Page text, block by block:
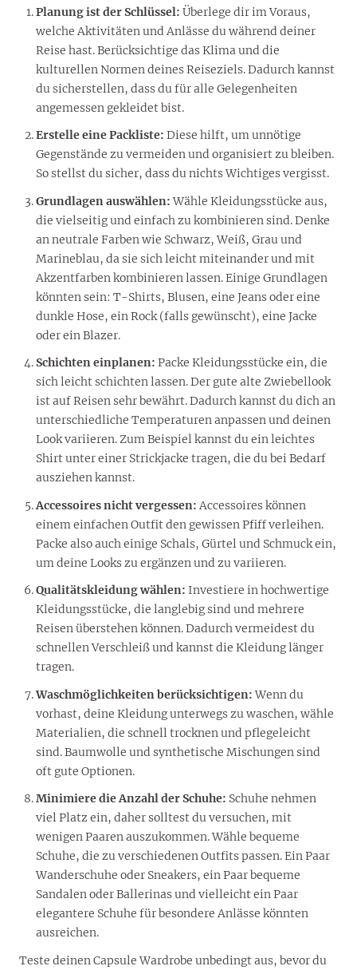
Planung ist der Schlüssel: Überlege dir im Voraus,
welche Aktivitäten und Anlässe du während deiner
Reise hast. Berücksichtige das Klima und die
kulturellen Normen deines Reiseziels. Dadurch kannst
du sicherstellen, dass du für alle Gelegenheiten
angemessen gekleidet bist.
Erstelle eine Packliste: Diese hilft, um unnötige
Gegenstände zu vermeiden und organisiert zu bleiben.
So stellst du sicher, dass du nichts Wichtiges vergisst.
Grundlagen auswählen:Wähle Kleidungsstücke aus,
die vielseitig und einfach zu kombinieren sind. Denke
an neutrale Farben wie Schwarz, Weiß, Grau und
Marineblau, da sie sich leicht miteinander und mit
Akzentfarben kombinieren lassen. Einige Grundlagen
könnten sein: T-Shirts, Blusen, eine Jeans oder eine
dunkle Hose, ein Rock (falls gewünscht), eine Jacke
oder ein Blazer.
Schichten einplanen: Packe Kleidungsstücke ein, die
sich leicht schichten lassen. Der gute alte Zwiebellook
ist auf Reisen sehr bewährt. Dadurch kannst du dich an
unterschiedliche Temperaturen anpassen und deinen
Look variieren. Zum Beispiel kannst du ein leichtes
Shirt unter einer Strickjacke tragen, die du bei Bedarf
ausziehen kannst.
Accessoires nicht vergessen: Accessoires können
einem einfachen Outfit den gewissen Pfiff verleihen.
Packe also auch einige Schals, Gürtel und Schmuck ein,
um deine Looks zu ergänzen und zu variieren.
Qualitätskleidung wählen: Investiere in hochwertige
Kleidungsstücke, die langlebig sind und mehrere
Reisen überstehen können. Dadurch vermeidest du
schnellen Verschleiß und kannst die Kleidung länger
tragen.
Waschmöglichkeiten berücksichtigen:Wenn du
vorhast, deine Kleidung unterwegs zu waschen, wähle
Materialien, die schnell trocknen und pflegeleicht
sind. Baumwolle und synthetische Mischungen sind
oft gute Optionen.
Minimiere die Anzahl der Schuhe: Schuhe nehmen
viel Platz ein, daher solltest du versuchen, mit
wenigen Paaren auszukommen. Wähle bequeme
Schuhe, die zu verschiedenen Outfits passen. Ein Paar
Wanderschuhe oder Sneakers, ein Paar bequeme
Sandalen oder Ballerinas und vielleicht ein Paar
elegantere Schuhe für besondere Anlässe könnten
ausreichen.
Teste deinen Capsule Wardrobe unbedingt aus, bevor du